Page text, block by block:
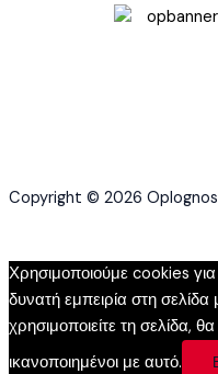
Copyright © 2026
Χρησιμοποιούμε cookies
δυνατή εμπειρία στη
χρησιμοποιείτε τη σελίδα,
ικανοποιημένοι με αυτό.